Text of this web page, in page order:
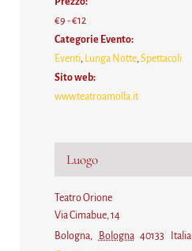
€9 - €12
Categorie Evento:
Eventi, Lunga Notte,Spettacoli
Sito web:
www.teatroamolla.it
Luogo
Teatro Orione
Via Cimabue, 14
Bologna, Bologna 40133
Italia